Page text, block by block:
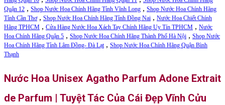
Quận 12 , Shop Nước Hoa Chính Hãng Tỉnh Vĩnh Long , Shop Nước Hoa Chính Hãng
Tỉnh Cần Thơ , Shop Nước Hoa Chính Hãng Tỉnh Đồng Nai , Nước Hoa Chiết Chính
Hãng TPHCM , Cửa Hàng Nước Hoa Xách Tay Chính Hãng Uy Tín TPHCM , Nước
Hoa Chính Hãng Quận 5 , Shop Nước Hoa Chính Hãng Thành Phố Hà Nội , Shop Nước
Hoa Chính Hãng Tỉnh Lâm Đồng- Đà Lạt , Shop Nước Hoa Chính Hãng Quận Bình
Thạnh
Nước Hoa Unisex Agatho Parfum Adone Extrait
de Parfum | Tuyệt Tác Của Cái Đẹp Vĩnh Cửu